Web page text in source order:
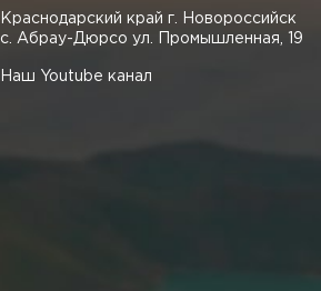
Краснодарский край г. Новороссийск
с. Абрау-Дюрсо ул. Промышленная, 19
Наш Youtube канал